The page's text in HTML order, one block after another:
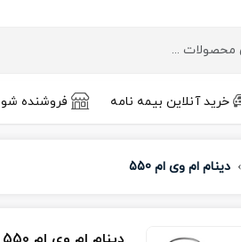
خرید آنلاین بیمه نامه فروشنده شو
دینام ام وی ام 550